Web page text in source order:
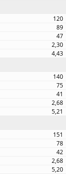
120
89
47
2,30
4,43
140
75
41
2,68
5,21
151
78
42
2,68
5,20